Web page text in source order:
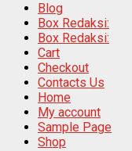
Blog
Box Redaksi:
Box Redaksi:
Cart
Checkout
Contacts Us
Home
My account
Sample Page
Shop